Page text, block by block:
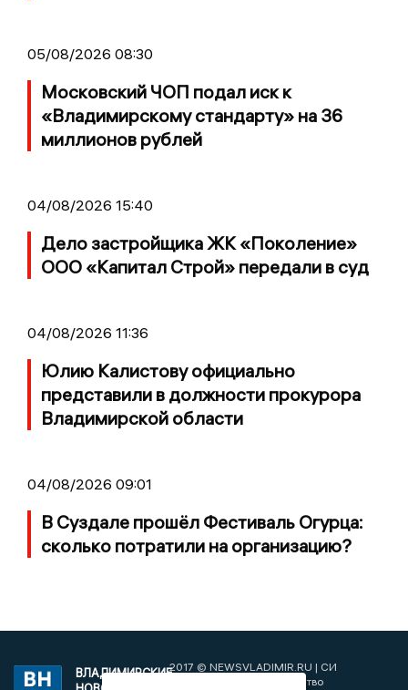
05/08/2026 08:30
Московский ЧОП подал иск к
«Владимирскому стандарту» на 36
миллионов рублей
04/08/2026 15:40
Дело застройщика ЖК «Поколение»
ООО «Капитал Строй» передали в суд
04/08/2026 11:36
Юлию Калистову официально
представили в должности прокурора
Владимирской области
04/08/2026 09:01
В Суздале прошёл Фестиваль Огурца:
сколько потратили на организацию?
ВЛАДИМИРСКИЕ2017 © NEWSVLADIMIR.RU | СИ
«Информационное агентство